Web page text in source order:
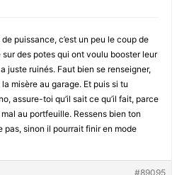
puissance, c’est un peu le coup de
sur des potes qui ont voulu booster leur
juste ruinés. Faut bien se renseigner,
misère au garage. Et puis si tu
assure-toi qu’il sait ce qu’il fait, parce
au portfeuille. Ressens bien ton
pas, sinon il pourrait finir en mode
#89095